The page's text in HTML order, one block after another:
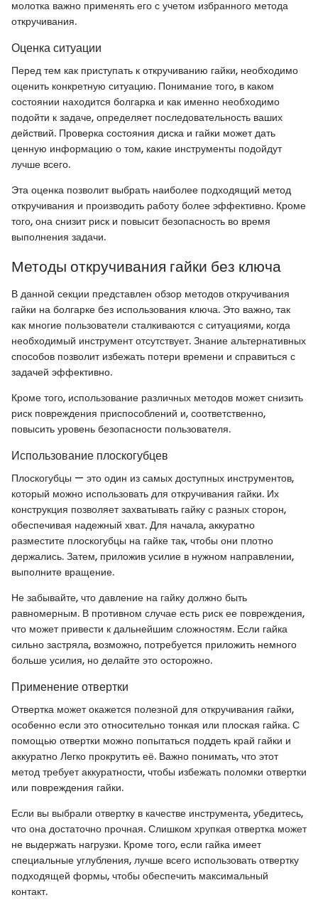
молотка важно применять его с учетом избранного метода
откручивания.
Оценка ситуации
Перед тем как приступать к откручиванию гайки, необходимо
оценить конкретную ситуацию. Понимание того, в каком
состоянии находится болгарка и как именно необходимо
подойти к задаче, определяет последовательность ваших
действий. Проверка состояния диска и гайки может дать
ценную информацию о том, какие инструменты подойдут
лучше всего.
Эта оценка позволит выбрать наиболее подходящий метод
откручивания и производить работу более эффективно. Кроме
того, она снизит риск и повысит безопасность во время
выполнения задачи.
Методы откручивания гайки без ключа
В данной секции представлен обзор методов откручивания
гайки на болгарке без использования ключа. Это важно, так
как многие пользователи сталкиваются с ситуациями, когда
необходимый инструмент отсутствует. Знание альтернативных
способов позволит избежать потери времени и справиться с
задачей эффективно.
Кроме того, использование различных методов может снизить
риск повреждения приспособлений и, соответственно,
повысить уровень безопасности пользователя.
Использование плоскогубцев
Плоскогубцы — это один из самых доступных инструментов,
который можно использовать для откручивания гайки. Их
конструкция позволяет захватывать гайку с разных сторон,
обеспечивая надежный хват. Для начала, аккуратно
разместите плоскогубцы на гайке так, чтобы они плотно
держались. Затем, приложив усилие в нужном направлении,
выполните вращение.
Не забывайте, что давление на гайку должно быть
равномерным. В противном случае есть риск ее повреждения,
что может привести к дальнейшим сложностям. Если гайка
сильно застряла, возможно, потребуется приложить немного
больше усилия, но делайте это осторожно.
Применение отвертки
Отвертка может окажется полезной для откручивания гайки,
особенно если это относительно тонкая или плоская гайка. С
помощью отвертки можно попытаться поддеть край гайки и
аккуратно Легко прокрутить её. Важно понимать, что этот
метод требует аккуратности, чтобы избежать поломки отвертки
или повреждения гайки.
Если вы выбрали отвертку в качестве инструмента, убедитесь,
что она достаточно прочная. Слишком хрупкая отвертка может
не выдержать нагрузки. Кроме того, если гайка имеет
специальные углубления, лучше всего использовать отвертку
подходящей формы, чтобы обеспечить максимальный
контакт.